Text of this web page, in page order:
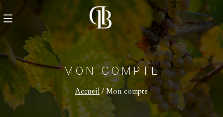
MON COMPTE
Accueil/ Mon compte